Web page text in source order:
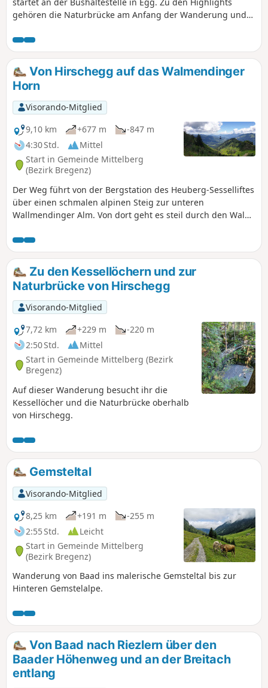
gehören die Naturbrücke am Anfang der Wanderung und
Von Hirschegg auf das Walmendinger
Horn
Visorando-Mitglied
9,10 km
+677 m
-847 m
4:30 Std.
Mittel
Start in Gemeinde Mittelberg
(Bezirk Bregenz)
Der Weg führt von der Bergstation des Heuberg-Sesselliftes
über einen schmalen alpinen Steig zur unteren
Wallmendinger Alm. Von dort geht es steil durch den Wald
aufwärts bis zum Gipfel des Wallmendinger Horns. Von hier
geht die Wanderung über die Stutzalpe hinab in die
Ortsmitte von Mittelberg. Wer sich den Abstieg sparen
möchte, fährt mit der Wallmendingerhornbahn direkt nach
Mittelberg.
Zu den Kessellöchern und zur
Naturbrücke von Hirschegg
Visorando-Mitglied
7,72 km
+229 m
-220 m
2:50 Std.
Mittel
Start in Gemeinde Mittelberg (Bezirk
Bregenz)
Auf dieser Wanderung besucht ihr die
Kessellöcher und die Naturbrücke oberhalb
von Hirschegg.
Gemsteltal
Visorando-Mitglied
8,25 km
+191 m
-255 m
2:55 Std.
Leicht
Start in Gemeinde Mittelberg
(Bezirk Bregenz)
Wanderung von Baad ins malerische Gemsteltal bis zur
Hinteren Gemstelalpe.
Von Baad nach Riezlern über den
Baader Höhenweg und an der Breitach
entlang